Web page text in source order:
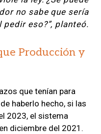
no sabe que sería
eso?”, planteó.
Producción y
que tenían para
haberlo hecho, si las
2023, el sistema
diciembre del 2021.